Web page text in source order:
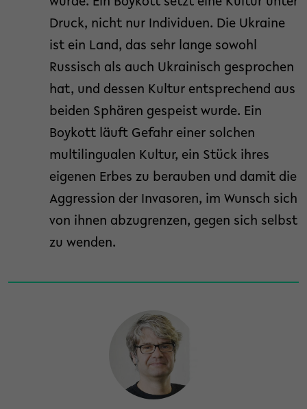
Druck, nicht nur Individuen. Die Ukraine
ist ein Land, das sehr lange sowohl
Russisch als auch Ukrainisch gesprochen
hat, und dessen Kultur entsprechend aus
beiden Sphären gespeist wurde. Ein
Boykott läuft Gefahr einer solchen
multilingualen Kultur, ein Stück ihres
eigenen Erbes zu berauben und damit die
Aggression der Invasoren, im Wunsch sich
von ihnen abzugrenzen, gegen sich selbst
zu wenden.